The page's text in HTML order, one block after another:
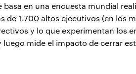
en una encuesta mundial
de 1.700 altos ejecutivos (en los
y lo que experimentan los
mide el impacto de cerrar